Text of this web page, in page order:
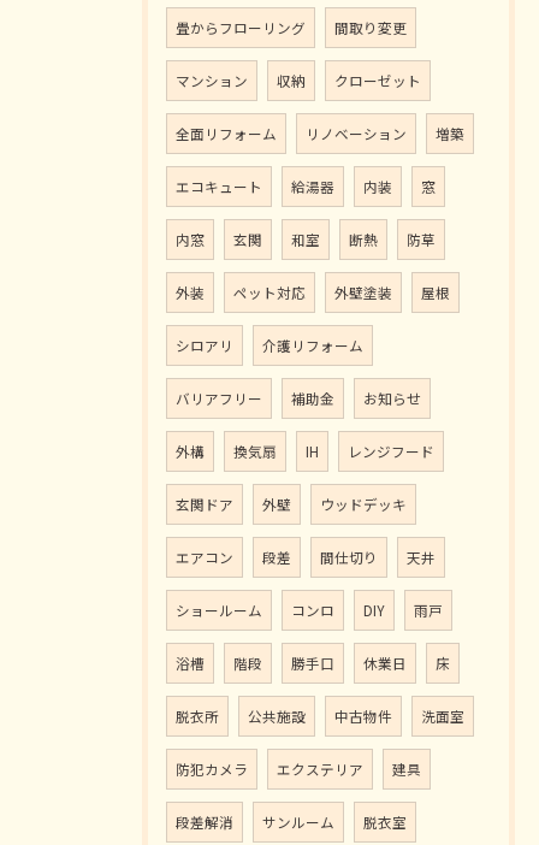
畳からフローリング 間取り変更
マンション 収納 クローゼット
全面リフォーム リノベーション 増築
エコキュート 給湯器 内装 窓
内窓 玄関 和室 断熱 防草
外装 ペット対応 外壁塗装 屋根
シロアリ 介護リフォーム
バリアフリー 補助金 お知らせ
外構 換気扇 IH レンジフード
玄関ドア 外壁 ウッドデッキ
エアコン 段差 間仕切り 天井
ショールーム コンロ DIY 雨戸
浴槽 階段 勝手口 休業日 床
脱衣所 公共施設 中古物件 洗面室
防犯カメラ エクステリア 建具
段差解消 サンルーム 脱衣室